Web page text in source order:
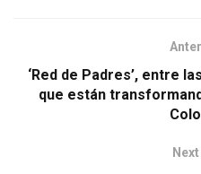
‘Red de Padres’, entre
que están